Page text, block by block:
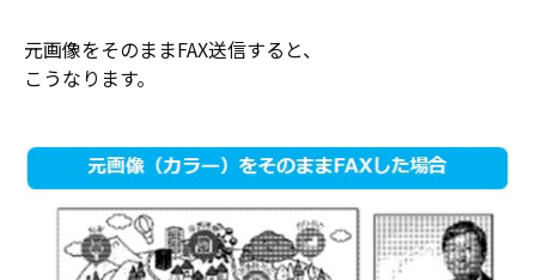
元画像をそのままFAX送信すると、
こうなります。